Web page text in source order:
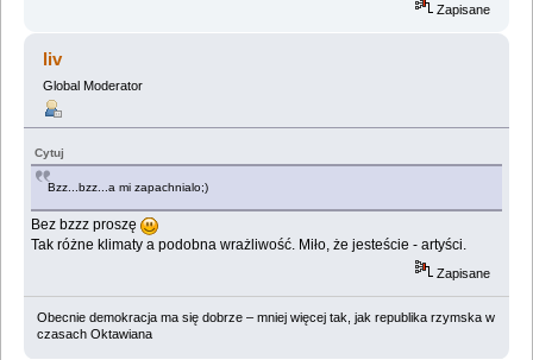
Zapisane
liv
Global Moderator
Cytuj
Bzz...bzz...a mi zapachnialo;)
Bez bzzz proszę
Tak różne klimaty a podobna wrażliwość. Miło, że jesteście - artyści.
Zapisane
Obecnie demokracja ma się dobrze – mniej więcej tak, jak republika rzymska w
czasach Oktawiana